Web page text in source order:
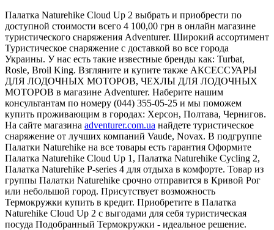
Палатка Naturehike Cloud Up 2 выбрать и приобрести по
доступной стоимости всего 4 100,00 грн в онлайн магазине
туристического снаряжения Adventurer. Широкий ассортимент
Туристическое снаряжение с доставкой во все города
Украины. У нас есть такие известные бренды как: Turbat,
Rosle, Broil King. Взгляните и купите также АКСЕССУАРЫ
ДЛЯ ЛОДОЧНЫХ МОТОРОВ, ЧЕХЛЫ ДЛЯ ЛОДОЧНЫХ
МОТОРОВ в магазине Adventurer. Наберите нашим
консультантам по номеру (044) 355-05-25 и мы поможем
купить проживающим в городах: Херсон, Полтава, Чернигов.
На сайте магазина adventurer.com.ua найдете туристическое
снаряжение от лучших компаний Vaude, Novax. В подгруппе
Палатки Naturehike на все товары есть гарантия Оформите
Палатка Naturehike Cloud Up 1, Палатка Naturehike Cycling 2,
Палатка Naturehike P-series 4 для отдыха в комфорте. Товар из
группы Палатки Naturehike срочно отправится в Кривой Рог
или небольшой город. Присутствует возможность
Термокружки купить в кредит. Приобретите в Палатка
Naturehike Cloud Up 2 с выгодами для себя туристическая
посуда Подобранный Термокружки - идеальное решение.